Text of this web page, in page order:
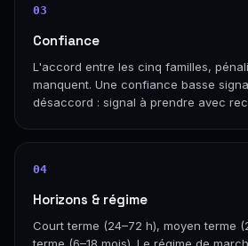
03
Confiance
L'accord entre les cinq familles,
manquent. Une confiance basse
désaccord : signal à prendre avec
04
Horizons & régime
Court terme (24–72 h), moyen terme